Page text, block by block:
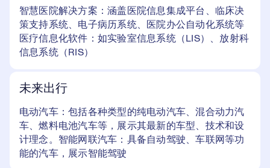
智慧医院解决方案：涵盖医院信息集成平台、临床决
策支持系统、电子病历系统、医院办公自动化系统等
医疗信息化软件：如实验室信息系统（LIS）、放射科
信息系统（RIS）
未来出行
电动汽车：包括各种类型的纯电动汽车、混合动力汽
车、燃料电池汽车等，展示其最新的车型、技术和设
计理念。智能网联汽车：具备自动驾驶、车联网等功
能的汽车，展示智能驾驶